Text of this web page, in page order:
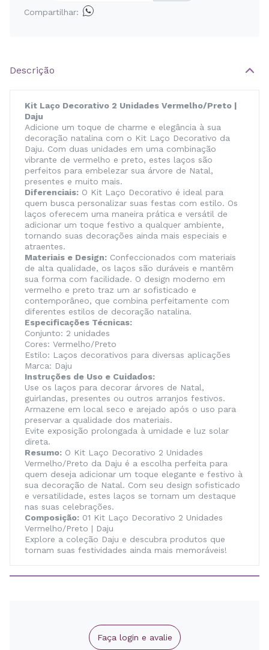
Compartilhar:
Descrição
Kit Laço Decorativo 2 Unidades Vermelho/Preto |
Daju
Adicione um toque de charme e elegância à sua
decoração natalina com o Kit Laço Decorativo da
Daju. Com duas unidades em uma combinação
vibrante de vermelho e preto, estes laços são
perfeitos para embelezar sua árvore de Natal,
presentes e muito mais.
Diferenciais: O Kit Laço Decorativo é ideal para
quem busca personalizar suas festas com estilo. Os
laços oferecem uma maneira prática e versátil de
adicionar um toque festivo a qualquer ambiente,
tornando suas decorações ainda mais especiais e
atraentes.
Materiais e Design: Confeccionados com materiais
de alta qualidade, os laços são duráveis e mantêm
sua forma com facilidade. O design moderno em
vermelho e preto traz um ar sofisticado e
contemporâneo, que combina perfeitamente com
diferentes estilos de decoração natalina.
Especificações Técnicas:
Conjunto: 2 unidades
Cores: Vermelho/Preto
Estilo: Laços decorativos para diversas aplicações
Marca: Daju
Instruções de Uso e Cuidados:
Use os laços para decorar árvores de Natal,
guirlandas, presentes ou outros arranjos festivos.
Armazene em local seco e arejado após o uso para
preservar a qualidade dos materiais.
Evite exposição prolongada à umidade e luz solar
direta.
Resumo: O Kit Laço Decorativo 2 Unidades
Vermelho/Preto da Daju é a escolha perfeita para
quem deseja adicionar um toque elegante e festivo à
sua decoração de Natal. Com seu design sofisticado
e versatilidade, estes laços se tornam um destaque
nas suas celebrações.
Composição: 01 Kit Laço Decorativo 2 Unidades
Vermelho/Preto | Daju
Explore a coleção Daju e descubra produtos que
tornam suas festividades ainda mais memoráveis!
Faça login e avalie